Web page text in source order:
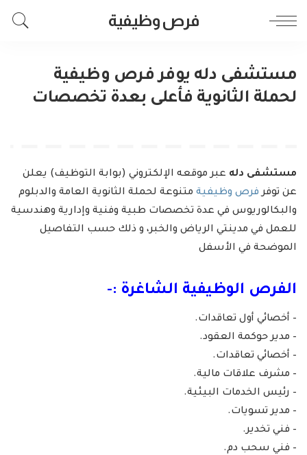
فرص وظيفية
مستشفى دله يوفر فرص وظيفية
لحملة الثانوية فأعلى بعدة تخصصات
مستشفى دله عبر موقعه الإلكتروني (بوابة التوظيف) يعلن
عن توفرفرص وظيفية متنوعة لحملة الثانوية العامة والدبلوم
والبكالوريوس في عدة تخصصات طبية وفنية وإدارية وهندسية
للعمل في مدينتي الرياض والخبر، و ذلك حسب التفاصيل
الموضحة في الأسفل
الفرص الوظيفية الشاغرة :-
– أخصائي أول تعاقدات.
– مدير حوكمة العقود.
– أخصائي تعاقدات.
– مشرف علاقات مالية.
– رئيس الخدمات البيئية.
– مدير تسويات.
– فني تخدير.
– فني سحب دم.